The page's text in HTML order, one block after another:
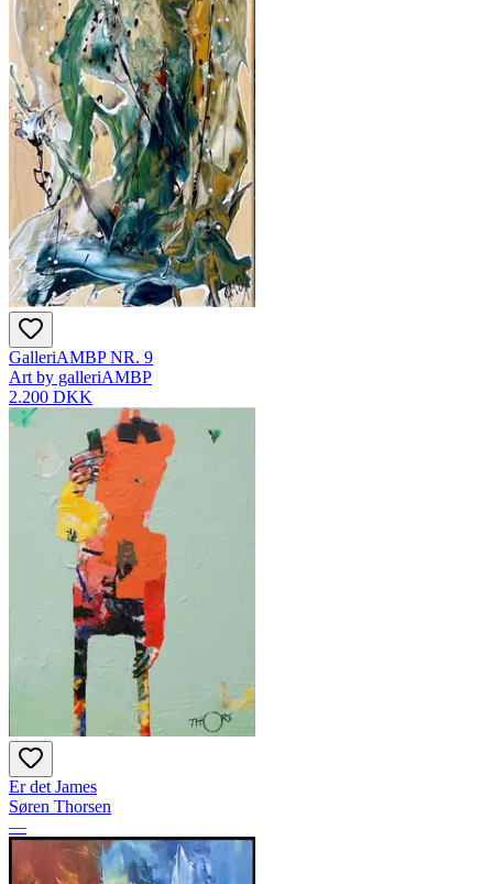
GalleriAMBP NR. 9
Art by galleriAMBP
2.200 DKK
Er det James
Søren Thorsen
—